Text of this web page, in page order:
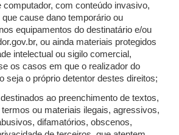
com conteúdo invasivo,
cause dano temporário ou
equipamentos do destinatário e/ou
ou ainda materiais protegidos
intelectual ou sigilo comercial,
os casos em que o realizador do
seja o próprio detentor destes direitos;
ao preenchimento de textos,
ou materiais ilegais, agressivos,
difamatórios, obscenos,